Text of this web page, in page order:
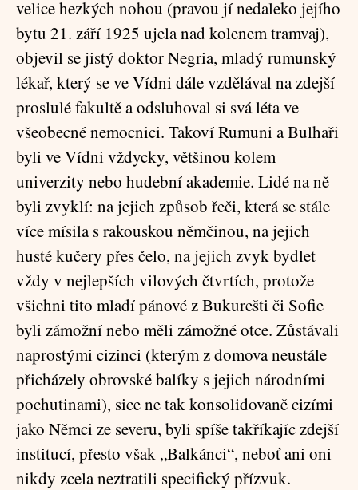
velice hezkých nohou (pravou jí nedaleko jejího
bytu 21. září 1925 ujela nad kolenem tramvaj),
objevil se jistý doktor Negria, mladý rumunský
lékař, který se ve Vídni dále vzdělával na zdejší
proslulé fakultě a odsluhoval si svá léta ve
všeobecné nemocnici. Takoví Rumuni a Bulhaři
byli ve Vídni vždycky, většinou kolem
univerzity nebo hudební akademie. Lidé na ně
byli zvyklí: na jejich způsob řeči, která se stále
více mísila s rakouskou němčinou, na jejich
husté kučery přes čelo, na jejich zvyk bydlet
vždy v nejlepších vilových čtvrtích, protože
všichni tito mladí pánové z Bukurešti či Sofie
byli zámožní nebo měli zámožné otce. Zůstávali
naprostými cizinci (kterým z domova neustále
přicházely obrovské balíky s jejich národními
pochutinami), sice ne tak konsolidovaně cizími
jako Němci ze severu, byli spíše takříkajíc zdejší
institucí, přesto však „Balkánci“, neboť ani oni
nikdy zcela neztratili specifický přízvuk.